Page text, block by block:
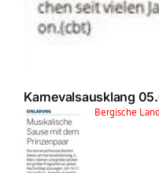
Karnevalsausklang
Bergische